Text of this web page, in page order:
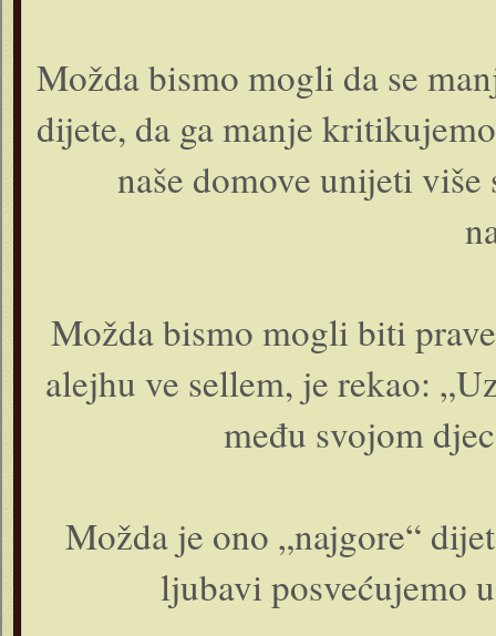
Možda bismo mogli da se
dijete, da ga manje
naše domove unijeti
Možda bismo mogli biti
alejhu ve sellem, je rekao:
među svojom
Možda je ono „najgore“
ljubavi posvećujemo